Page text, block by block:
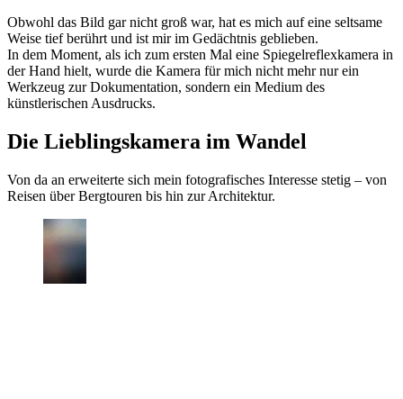
Obwohl das Bild gar nicht groß war, hat es mich auf eine seltsame
Weise tief berührt und ist mir im Gedächtnis geblieben.
In dem Moment, als ich zum ersten Mal eine Spiegelreflexkamera in
der Hand hielt, wurde die Kamera für mich nicht mehr nur ein
Werkzeug zur Dokumentation, sondern ein Medium des
künstlerischen Ausdrucks.
Die Lieblingskamera im Wandel
Von da an erweiterte sich mein fotografisches Interesse stetig – von
Reisen über Bergtouren bis hin zur Architektur.